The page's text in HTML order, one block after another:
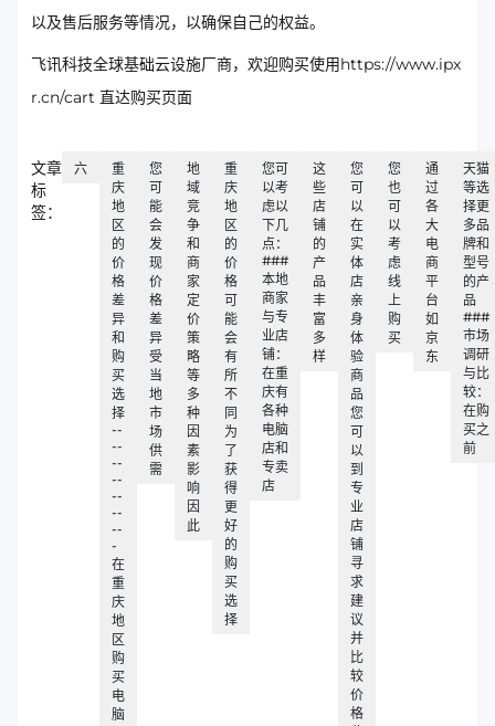
以及售后服务等情况，以确保自己的权益。
飞讯科技全球基础云设施厂商，欢迎购买使用https://www.ipx
r.cn/cart 直达购买页面
文章
标
签：
六
重
庆
地
区
的
价
格
差
异
和
购
买
选
择
--
--
--
--
--
--
--
-
在
重
庆
地
区
购
买
电
脑
您
可
能
会
发
现
价
格
差
异
受
当
地
市
场
供
需
地
域
竞
争
和
商
家
定
价
策
略
等
多
种
因
素
影
响
因
此
重
庆
地
区
的
价
格
可
能
会
有
所
不
同
为
了
获
得
更
好
的
购
买
选
择
您可
以考
虑以
下几
点：
###
本地
商家
与专
业店
铺：
在重
庆有
各种
电脑
店和
专卖
店
这
些
店
铺
的
产
品
丰
富
多
样
您
可
以
在
实
体
店
亲
身
体
验
商
品
您
可
以
到
专
业
店
铺
寻
求
建
议
并
比
较
价
格
您
也
可
以
考
虑
线
上
购
买
通
过
各
大
电
商
平
台
如
京
东
天猫
等选
择更
多品
牌和
型号
的产
品
###
市场
调研
与比
较：
在购
买之
前